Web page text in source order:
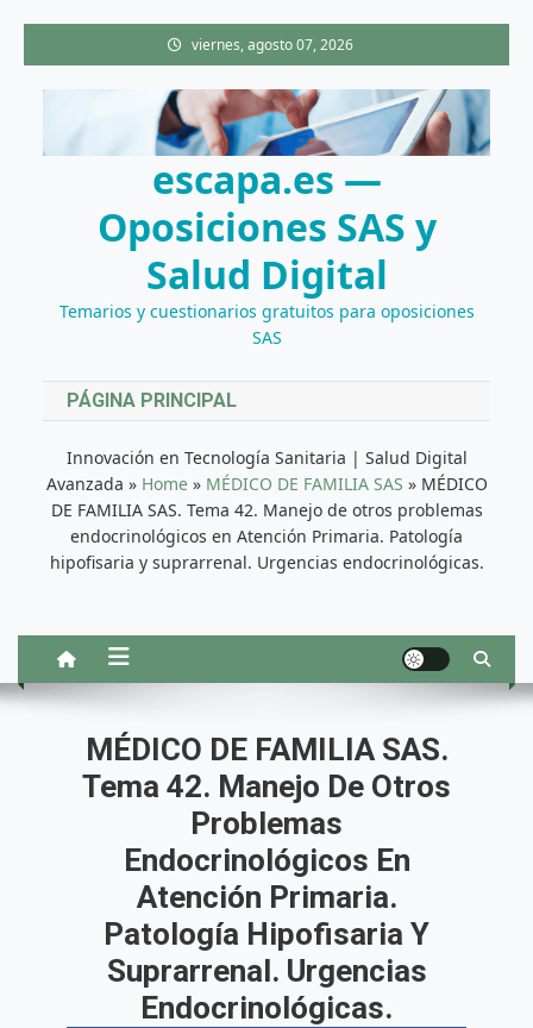
al
contenido
viernes, agosto 07, 2026
escapa.es —
Oposiciones SAS y
Salud Digital
Temarios y cuestionarios gratuitos para oposiciones
SAS
PÁGINA PRINCIPAL
Innovación en Tecnología Sanitaria | Salud Digital
Avanzada » Home » MÉDICO DE FAMILIA SAS »MÉDICO
DE FAMILIA SAS. Tema 42. Manejo de otros problemas
endocrinológicos en Atención Primaria. Patología
hipofisaria y suprarrenal. Urgencias endocrinológicas.
MÉDICO DE FAMILIA SAS.
Tema 42. Manejo De Otros
Problemas
Endocrinológicos En
Atención Primaria.
Patología Hipofisaria Y
Suprarrenal. Urgencias
Endocrinológicas.